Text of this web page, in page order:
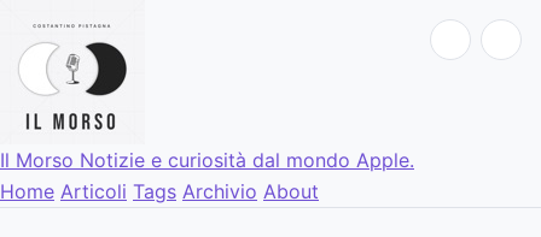
Il Morso Notizie e curiosità dal mondo Apple.
Home Articoli Tags Archivio About